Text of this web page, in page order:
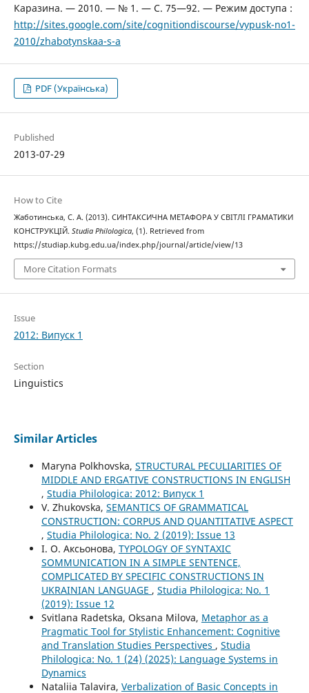
Каразина. — 2010. — № 1. — С. 75—92. — Режим доступа :
http://sites.google.com/site/cognitiondiscourse/vypusk-no1-
2010/zhabotynskaa-s-a
PDF (Українська)
Published
2013-07-29
How to Cite
Жаботинська, С. А. (2013). СИНТАКСИЧНА МЕТАФОРА У СВІТЛІ ГРАМАТИКИ
КОНСТРУКЦІЙ. Studia Philologica, (1). Retrieved from
https://studiap.kubg.edu.ua/index.php/journal/article/view/13
More Citation Formats
Issue
2012: Випуск 1
Section
Linguistics
Similar Articles
Maryna Polkhovska, STRUCTURAL PECULIARITIES OF
MIDDLE AND ERGATIVE CONSTRUCTIONS IN ENGLISH
, Studia Philologica: 2012: Випуск 1
V. Zhukovska, SEMANTICS OF GRAMMATICAL
CONSTRUCTION: CORPUS AND QUANTITATIVE ASPECT
, Studia Philologica: No. 2 (2019): Issue 13
І. О. Аксьонова, TYPOLOGY OF SYNTAXIC
SOMMUNICATION IN A SIMPLE SENTENCE,
COMPLICATED BY SPECIFIC CONSTRUCTIONS IN
UKRAINIAN LANGUAGE , Studia Philologica: No. 1
(2019): Issue 12
Svitlana Radetska, Oksana Milova, Metaphor as a
Pragmatic Tool for Stylistic Enhancement: Cognitive
and Translation Studies Perspectives , Studia
Philologica: No. 1 (24) (2025): Language Systems in
Dynamics
Nataliia Talavira, Verbalization of Basic Concepts in